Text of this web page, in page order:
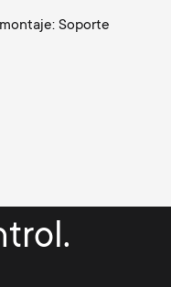
Soporte